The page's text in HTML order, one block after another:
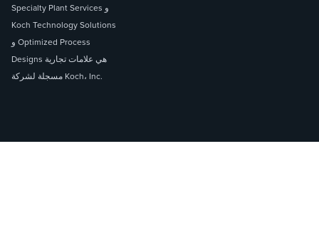
Specialty Plant Services و
Koch Technology Solutions
و Optimized Process
Designs هي علامات تجارية
مسجلة لشركة Koch، Inc.